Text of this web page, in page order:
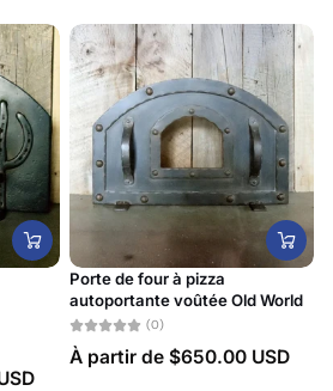
Porte de four à pizza
autoportante voûtée Old World
(0)
À partir de $650.00 USD